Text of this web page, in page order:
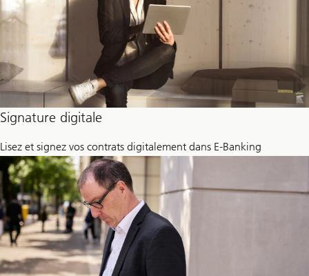
Signature digitale
Lisez et signez vos contrats digitalement dans E-Banking